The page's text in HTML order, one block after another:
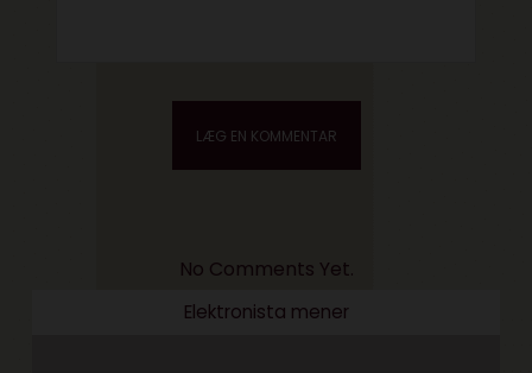
No Comments Yet.
Elektronista mener